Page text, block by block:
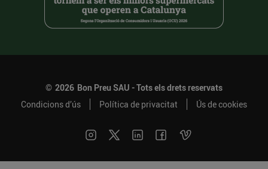
© 2026 Bon Preu SAU - Tots els drets reservats
Condicions d’ús
Política de privacitat Ús de cookies